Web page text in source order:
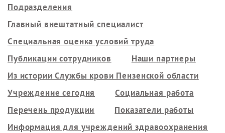
Подразделения
Главный внештатный специалист
Специальная оценка условий труда
Публикации сотрудников
Наши партнеры
Из истории Службы крови Пензенской области
Учреждение сегодня
Социальная работа
Перечень продукции
Показатели работы
Информация для учреждений здравоохранения